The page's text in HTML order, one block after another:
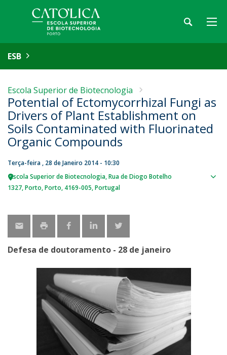
ESB
Escola Superior de Biotecnologia
Potential of Ectomycorrhizal Fungi as
Drivers of Plant Establishment on
Soils Contaminated with Fluorinated
Organic Compounds
Terça-feira , 28 de Janeiro 2014 - 10:30
Escola Superior de Biotecnologia Rua de Diogo Botelho
1327 Porto Porto 4169-005 Portugal
Defesa de doutoramento - 28 de janeiro